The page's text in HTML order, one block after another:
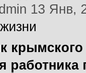
13 Янв,
работника